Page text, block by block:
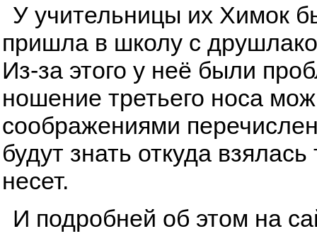
У учительницы их Химок
пришла в школу с
Из-за этого у неё были
ношение третьего носа
соображениями
будут знать откуда
несет.
И подробней об этом на